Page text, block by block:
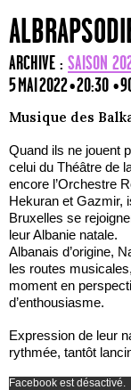
ARCHIVE : SAISON
5 MAI 2022 • 20:30 •
Musique des
Quand ils ne jouent
celui du Théâtre de
encore l’Orchestre
Hekuran et Gazmir,
Bruxelles se
leur Albanie natale.
Albanais d’origine,
les routes
moment en
d’enthousiasme.
Expression de leur
rythmée, tantôt
Facebook est désactivé.